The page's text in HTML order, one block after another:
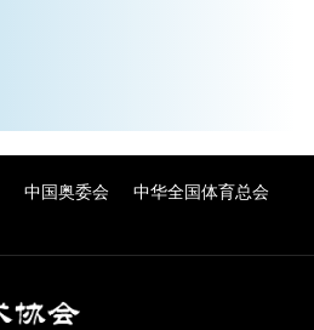
中国奥委会
中华全国体育总会